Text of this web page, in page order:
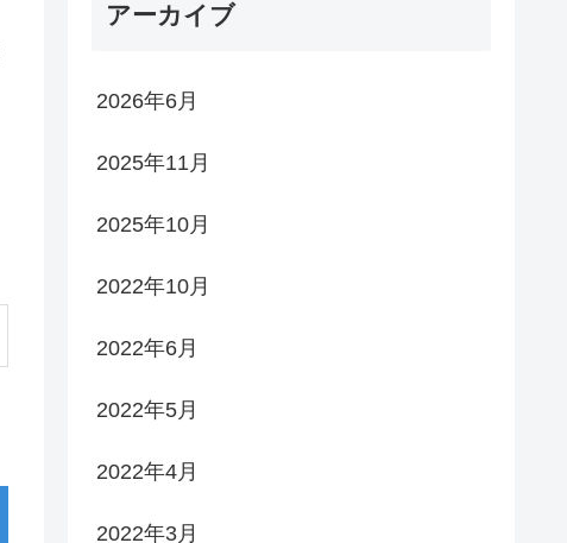
アーカイブ
2026年6月
2025年11月
2025年10月
2022年10月
2022年6月
2022年5月
2022年4月
2022年3月